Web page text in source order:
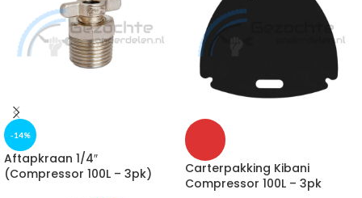
-14%
Aftapkraan 1/4″
(Compressor 100L – 3pk)
Carterpakking Kibani
Compressor 100L – 3pk